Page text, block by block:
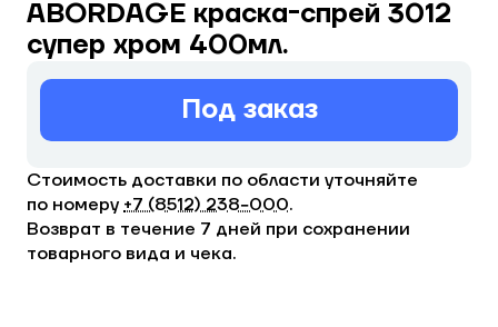
ABORDAGE краска-спрей 3012
супер хром 400мл.
Под заказ
Стоимость доставки по области уточняйте
по номеру +7 (8512) 238−000.
Возврат в течение 7 дней при сохранении
товарного вида и чека.